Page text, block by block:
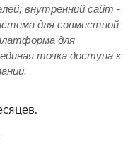
внутренний сайт -
для совместной
для
точка доступа к